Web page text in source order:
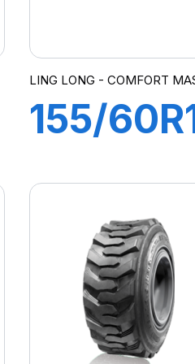
LING LONG - COMFORT
155/
MASTER